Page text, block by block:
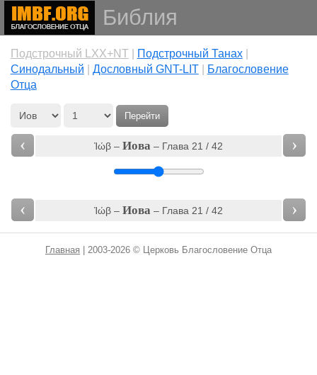
Библия
Подстрочный LXX+NT| Подстрочный Танах|
Cинодальный
Дословный GNT-LIT|
Благословение
Отца
Перейти
‹ Ἰώβ – Иова – Глава 21 / 42 ›
‹ Ἰώβ – Иова – Глава 21 / 42 ›
Главная | 2003-2026 © Церковь Благословение Отца